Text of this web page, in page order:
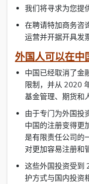
我们将寻求为您提
在聘请特加商务咨
运营并开据开具发
外国人可以在中
中国已经取消了金
限制，并从 2020
基金管理、期货和
由于专门为外国投
中国的注册变得更
是有限责任公司的
对更加容易注册和
这些外国投资受到
护方式与国内投资